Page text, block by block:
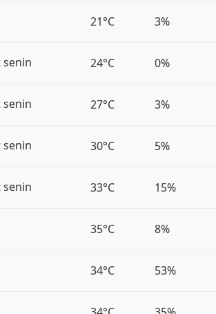
21°C 3%
24°C 0%
27°C 3%
30°C 5%
33°C 15%
35°C 8%
34°C 53%